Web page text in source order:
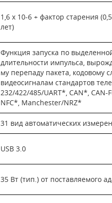
1,6 х 10-6 + фактор старения
лет)
Функция запуска по
длительности импульса,
му перепаду пакета, кодовому
видеосигналам стандартов
232/422/485/UART*, CAN*, CAN-
NFC*, Manchester/NRZ*
31 вид автоматических
USB 3.0
35 Вт (тип.) от поставляемого